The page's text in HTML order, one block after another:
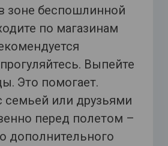
зоне беспошлинной
по магазинам
Выпейте
Это помогает.
семьей или друзьями
перед полетом –
дополнительного